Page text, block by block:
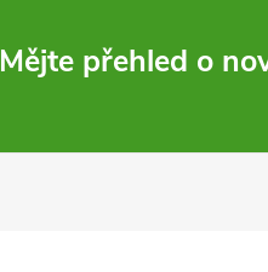
Mějte přehled o